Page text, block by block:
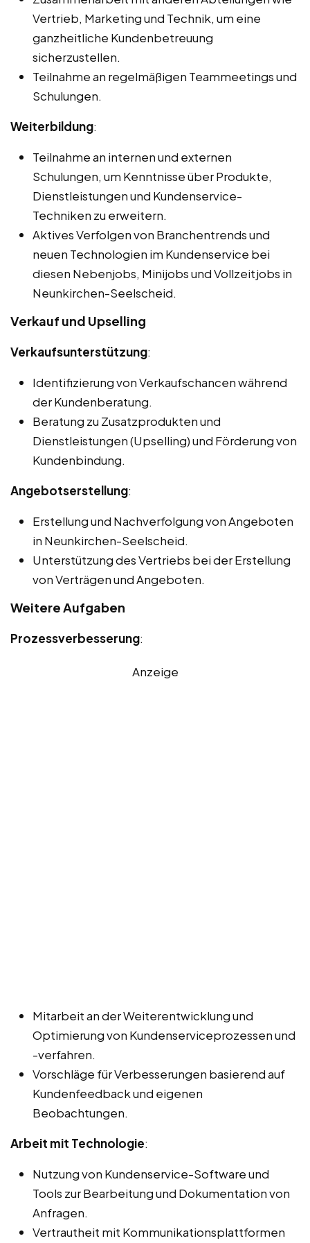
Vertrieb, Marketing und Technik, um eine
ganzheitliche Kundenbetreuung
sicherzustellen.
Teilnahme an regelmäßigen Teammeetings und
Schulungen.
Weiterbildung:
Teilnahme an internen und externen
Schulungen, um Kenntnisse über Produkte,
Dienstleistungen und Kundenservice-
Techniken zu erweitern.
Aktives Verfolgen von Branchentrends und
neuen Technologien im Kundenservice bei
diesen Nebenjobs, Minijobs und Vollzeitjobs in
Neunkirchen-Seelscheid.
Verkauf und Upselling
Verkaufsunterstützung:
Identifizierung von Verkaufschancen während
der Kundenberatung.
Beratung zu Zusatzprodukten und
Dienstleistungen (Upselling) und Förderung von
Kundenbindung.
Angebotserstellung:
Erstellung und Nachverfolgung von Angeboten
in Neunkirchen-Seelscheid.
Unterstützung des Vertriebs bei der Erstellung
von Verträgen und Angeboten.
Weitere Aufgaben
Prozessverbesserung:
Anzeige
Mitarbeit an der Weiterentwicklung und
Optimierung von Kundenserviceprozessen und
-verfahren.
Vorschläge für Verbesserungen basierend auf
Kundenfeedback und eigenen
Beobachtungen.
Arbeit mit Technologie:
Nutzung von Kundenservice-Software und
Tools zur Bearbeitung und Dokumentation von
Anfragen.
Vertrautheit mit Kommunikationsplattformen